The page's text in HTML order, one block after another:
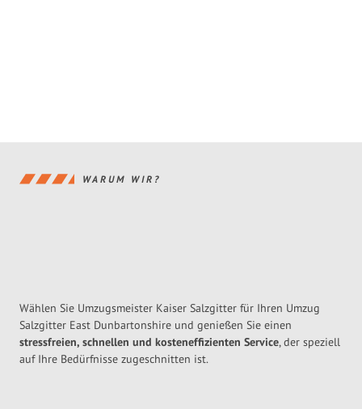
WARUM WIR?
Wählen Sie Umzugsmeister Kaiser Salzgitter für Ihren Umzug
Salzgitter East Dunbartonshire und genießen Sie einen
stressfreien, schnellen und kosteneffizienten Service, der speziell
auf Ihre Bedürfnisse zugeschnitten ist.